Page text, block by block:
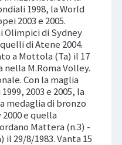
1998, la World
2003 e 2005.
Olimpici di Sydney
di Atene 2004.
a Mottola (Ta) il 17
nella M.Roma Volley.
Con la maglia
2003 e 2005, la
medaglia di bronzo
e quella
Mattera (n.3) -
il 29/8/1983. Vanta 15